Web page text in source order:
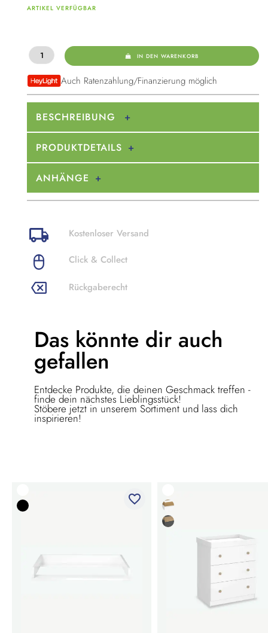
ARTIKEL VERFÜGBAR
IN DEN WARENKORB
Auch Ratenzahlung/Finanzierung möglich
BESCHREIBUNG
PRODUKTDETAILS
ANHÄNGE
Kostenloser Versand
Click & Collect
Rückgaberecht
Das könnte dir auch
gefallen
Entdecke Produkte, die deinen Geschmack treffen -
finde dein nächstes Lieblingsstück!
Stöbere jetzt in unserem Sortiment und lass dich
inspirieren!
favorite_border